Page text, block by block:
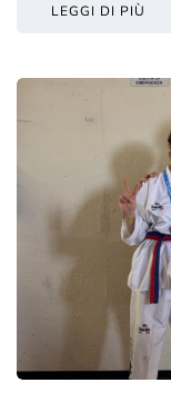
LEGGI DI PIÙ